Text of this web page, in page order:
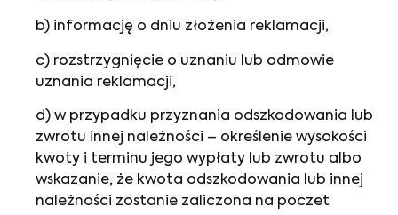
b) informację o dniu złożenia reklamacji,
c) rozstrzygnięcie o uznaniu lub odmowie
uznania reklamacji,
d) w przypadku przyznania odszkodowania lub
zwrotu innej należności – określenie wysokości
kwoty i terminu jego wypłaty lub zwrotu albo
wskazanie, że kwota odszkodowania lub innej
należności zostanie zaliczona na poczet